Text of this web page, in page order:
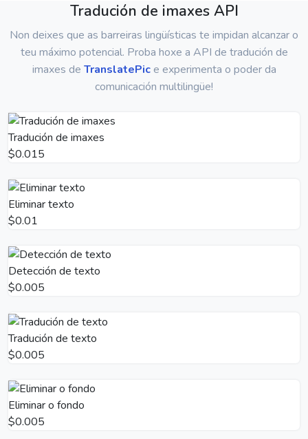
Tradución de imaxes API
Non deixes que as barreiras lingüísticas te impidan alcanzar o
teu máximo potencial. Proba hoxe a API de tradución de
imaxes de TranslatePice experimenta o poder da
comunicación multilingüe!
Tradución de imaxes
$0.015
Eliminar texto
$0.01
Detección de texto
$0.005
Tradución de texto
$0.005
Eliminar o fondo
$0.005